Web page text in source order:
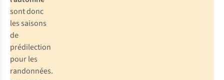
sont donc
les saisons
de
prédilection
pour les
randonnées.